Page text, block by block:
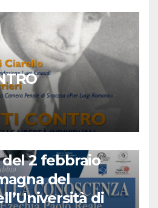
POLITICA RADIO RADICALE
Conoscenza nel
2 febbraio
del
di